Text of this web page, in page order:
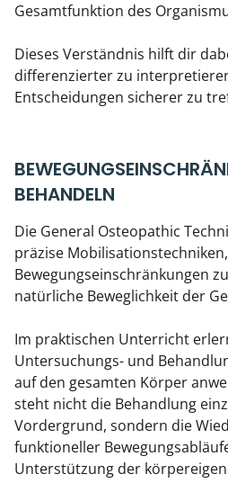
Gesamtfunktion des
Dieses Verständnis hilft dir
differenzierter zu
Entscheidungen sicherer zu
BEHANDELN
Die General Osteopathic
präzise
Bewegungseinschränkungen
natürliche Beweglichkeit der
Im praktischen Unterricht
Untersuchungs- und
auf den gesamten Körper
steht nicht die Behandlung
Vordergrund, sondern die
funktioneller
Unterstützung der